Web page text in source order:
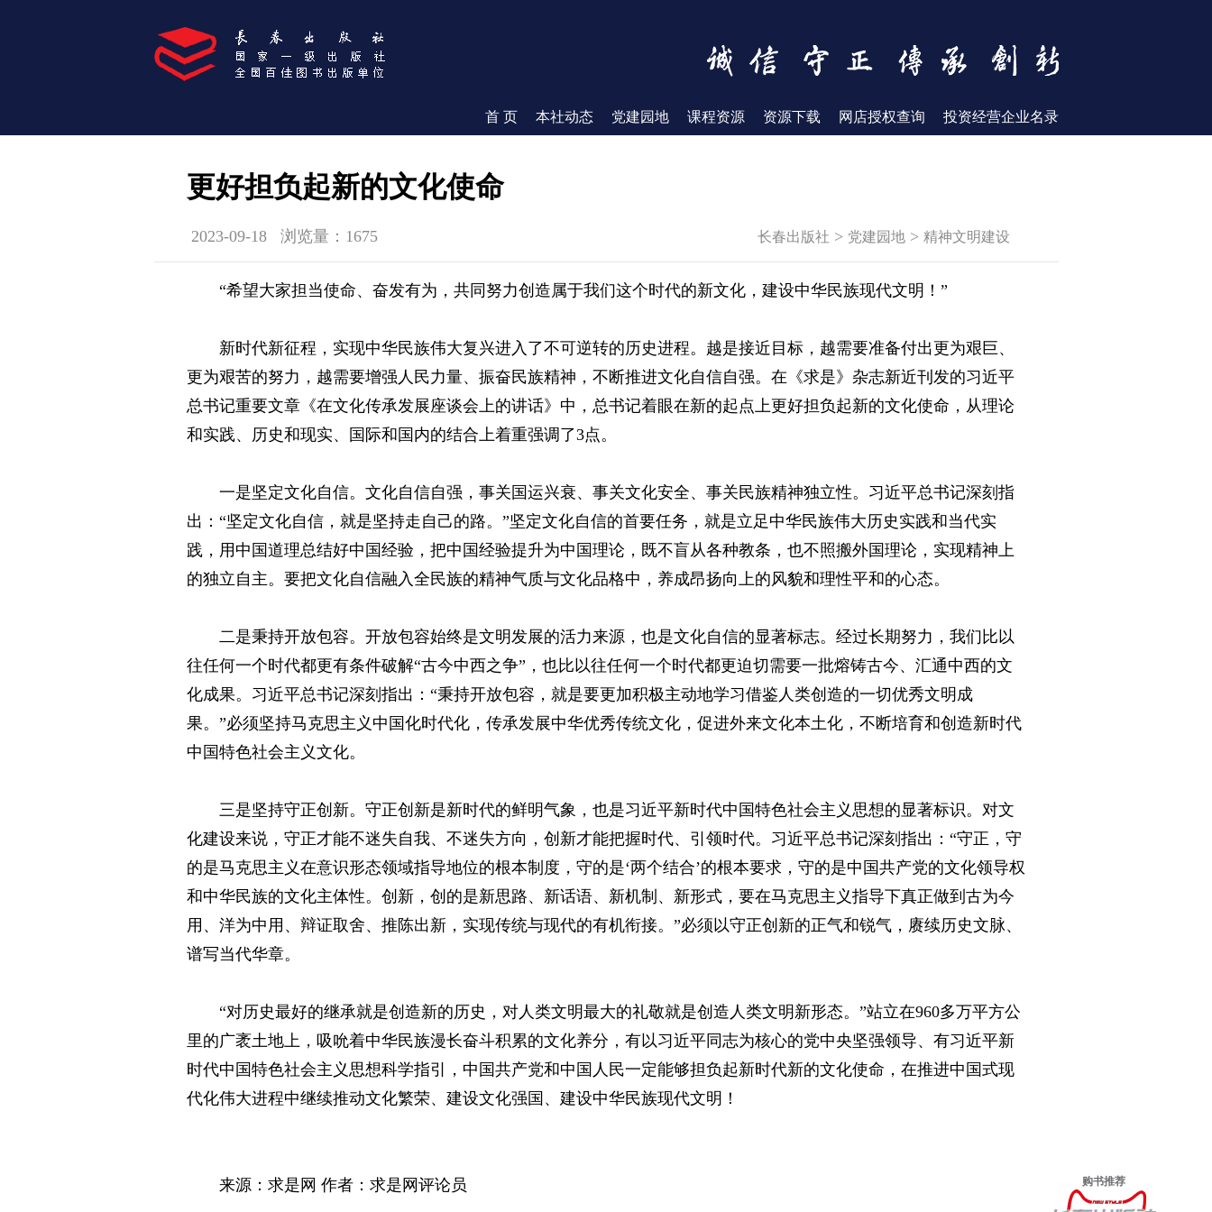
首 页 本社动态 党建园地 课程资源 资源下载 网店授权查询 投资经营企业名录
购书推荐
更好担负起新的文化使命
2023-09-18 浏览量：1675 长春出版社 > 党建园地 > 精神文明建设
“希望大家担当使命、奋发有为，共同努力创造属于我们这个时代的新文化，建设中华民族现代文明！”
新时代新征程，实现中华民族伟大复兴进入了不可逆转的历史进程。越是接近目标，越需要准备付出更为艰巨、
更为艰苦的努力，越需要增强人民力量、振奋民族精神，不断推进文化自信自强。在《求是》杂志新近刊发的习近平
总书记重要文章《在文化传承发展座谈会上的讲话》中，总书记着眼在新的起点上更好担负起新的文化使命，从理论
和实践、历史和现实、国际和国内的结合上着重强调了3点。
一是坚定文化自信。文化自信自强，事关国运兴衰、事关文化安全、事关民族精神独立性。习近平总书记深刻指
出：“坚定文化自信，就是坚持走自己的路。”坚定文化自信的首要任务，就是立足中华民族伟大历史实践和当代实
践，用中国道理总结好中国经验，把中国经验提升为中国理论，既不盲从各种教条，也不照搬外国理论，实现精神上
的独立自主。要把文化自信融入全民族的精神气质与文化品格中，养成昂扬向上的风貌和理性平和的心态。
二是秉持开放包容。开放包容始终是文明发展的活力来源，也是文化自信的显著标志。经过长期努力，我们比以
往任何一个时代都更有条件破解“古今中西之争”，也比以往任何一个时代都更迫切需要一批熔铸古今、汇通中西的文
化成果。习近平总书记深刻指出：“秉持开放包容，就是要更加积极主动地学习借鉴人类创造的一切优秀文明成
果。”必须坚持马克思主义中国化时代化，传承发展中华优秀传统文化，促进外来文化本土化，不断培育和创造新时代
中国特色社会主义文化。
三是坚持守正创新。守正创新是新时代的鲜明气象，也是习近平新时代中国特色社会主义思想的显著标识。对文
化建设来说，守正才能不迷失自我、不迷失方向，创新才能把握时代、引领时代。习近平总书记深刻指出：“守正，守
的是马克思主义在意识形态领域指导地位的根本制度，守的是‘两个结合’的根本要求，守的是中国共产党的文化领导权
和中华民族的文化主体性。创新，创的是新思路、新话语、新机制、新形式，要在马克思主义指导下真正做到古为今
用、洋为中用、辩证取舍、推陈出新，实现传统与现代的有机衔接。”必须以守正创新的正气和锐气，赓续历史文脉、
谱写当代华章。
“对历史最好的继承就是创造新的历史，对人类文明最大的礼敬就是创造人类文明新形态。”站立在960多万平方公
里的广袤土地上，吸吮着中华民族漫长奋斗积累的文化养分，有以习近平同志为核心的党中央坚强领导、有习近平新
时代中国特色社会主义思想科学指引，中国共产党和中国人民一定能够担负起新时代新的文化使命，在推进中国式现
代化伟大进程中继续推动文化繁荣、建设文化强国、建设中华民族现代文明！
来源：求是网 作者：求是网评论员